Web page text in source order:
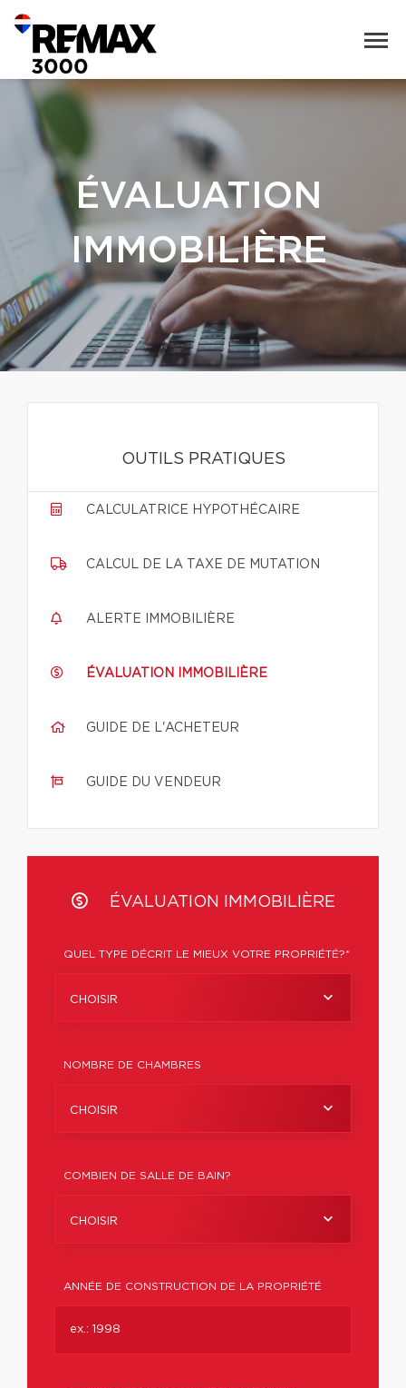
ÉVALUATION
IMMOBILIÈRE
OUTILS PRATIQUES
CALCULATRICE HYPOTHÉCAIRE
CALCUL DE LA TAXE DE MUTATION
ALERTE IMMOBILIÈRE
ÉVALUATION IMMOBILIÈRE
GUIDE DE L'ACHETEUR
GUIDE DU VENDEUR
ÉVALUATION IMMOBILIÈRE
QUEL TYPE DÉCRIT LE MIEUX VOTRE PROPRIÉTÉ?*
CHOISIR
NOMBRE DE CHAMBRES
CHOISIR
COMBIEN DE SALLE DE BAIN?
CHOISIR
ANNÉE DE CONSTRUCTION DE LA PROPRIÉTÉ